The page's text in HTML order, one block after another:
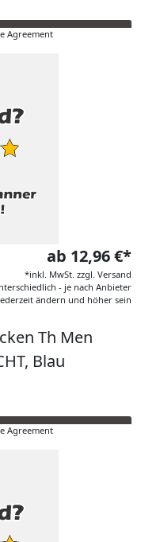
Agreement
ab 12,96 €*
*inkl. MwSt. zzgl. Versand
- je nach Anbieter
ändern und höher sein
Th Men
Blau
Agreement